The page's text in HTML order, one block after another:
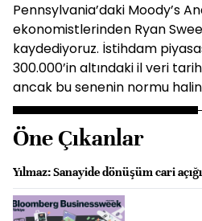
Pennsylvania’daki Moody’s
ekonomistlerinden Ryan
kaydediyoruz. İstihdam
300.000’in altındaki il veri
ancak bu senenin normu
Öne Çıkanlar
Yılmaz: Sanayide dönüşüm cari